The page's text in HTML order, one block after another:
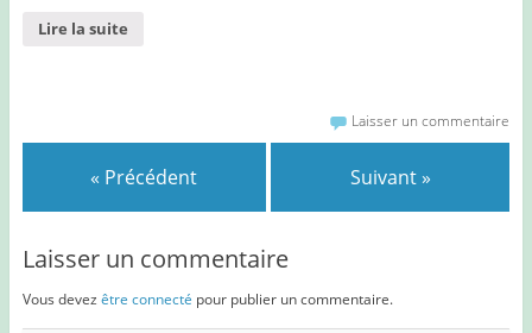
Lire la suite
Laisser un commentaire
« Précédent Suivant »
Laisser un commentaire
Vous devez être connecté pour publier un commentaire.